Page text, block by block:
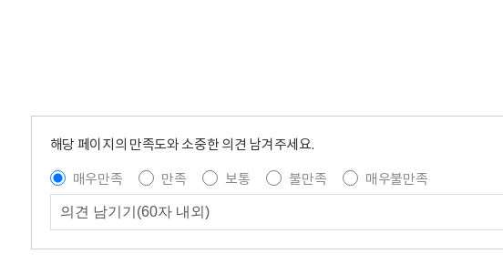
해당 페이지의 만족도와 소중한 의견 남겨주세요.
매우만족
만족 보통 불만족
매우불만족